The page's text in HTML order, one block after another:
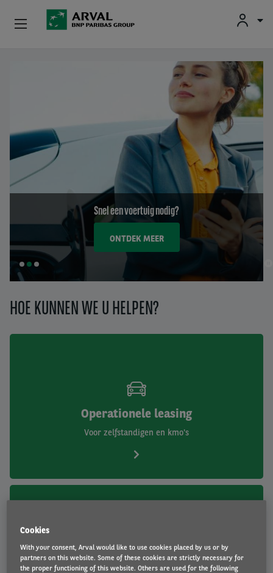
Snel een voertuig nodig?
ONTDEK MEER
SLIDE
1
SLIDE
2
SLIDE
3
HOE KUNNEN WE U HELPEN?
Operationele leasing
Voor zelfstandigen en kmo's
Private leasing
Tweedehands Wagens
Over Arval
Cookies
With your consent, Arval would like to use cookies placed by us or by
partners on this website. Some of these cookies are strictly necessary for
the proper functioning of this website. Others are used for the following